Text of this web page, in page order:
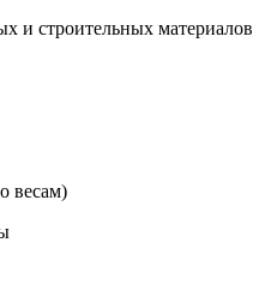
и строительных материалов
весам)